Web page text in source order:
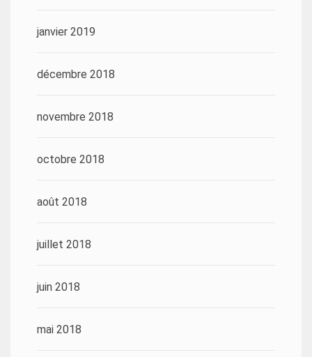
janvier 2019
décembre 2018
novembre 2018
octobre 2018
août 2018
juillet 2018
juin 2018
mai 2018